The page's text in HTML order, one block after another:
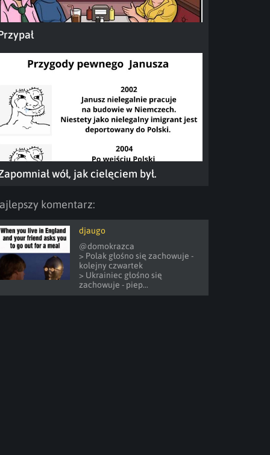
wół, jak cielęciem był.
komentarz:
djaugo
@domokrazca
> Polak głośno się zachowuje -
kolejny czwartek
> Ukrainiec głośno się
zachowuje - piep...